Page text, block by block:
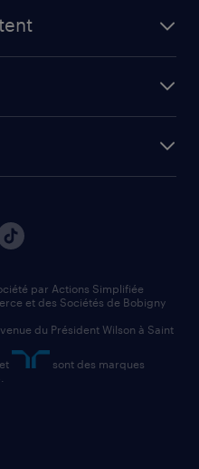
par Actions Simplifiée
et des Sociétés de Bobigny
du Président Wilson à Saint
sont des marques